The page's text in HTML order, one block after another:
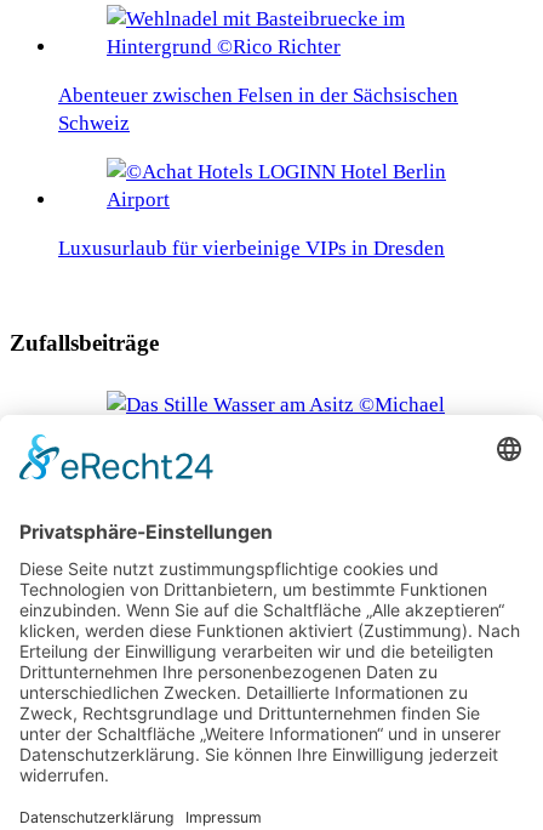
Abenteuer zwischen Felsen in der Sächsischen
Schweiz
Luxusurlaub für vierbeinige VIPs in Dresden
Zufallsbeiträge
Bergfrische statt Hitzewelle
Safariurlaub in Afrika mit Kindern im Kommen
Wildnis (er)leben im Patagonia Park Argentina